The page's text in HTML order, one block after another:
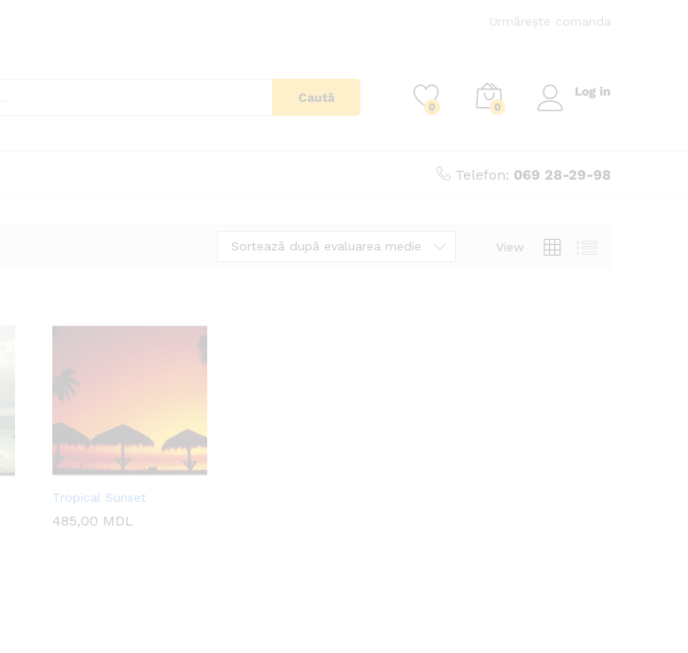
Urmărește comanda
Caută
0 0
Log in
Telefon: 069 28-29-98
View
Sortează după evaluarea medie
Tropical Sunset
485,00 MDL
485,00 MDL